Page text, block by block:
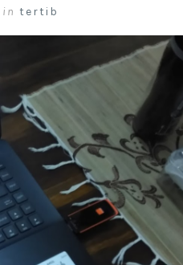
in tertib